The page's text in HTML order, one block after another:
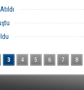
3 4 5 6 7 8